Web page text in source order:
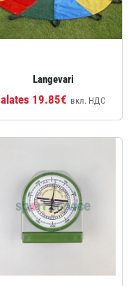
Langevari
alates 19.85€ вкл. НДС